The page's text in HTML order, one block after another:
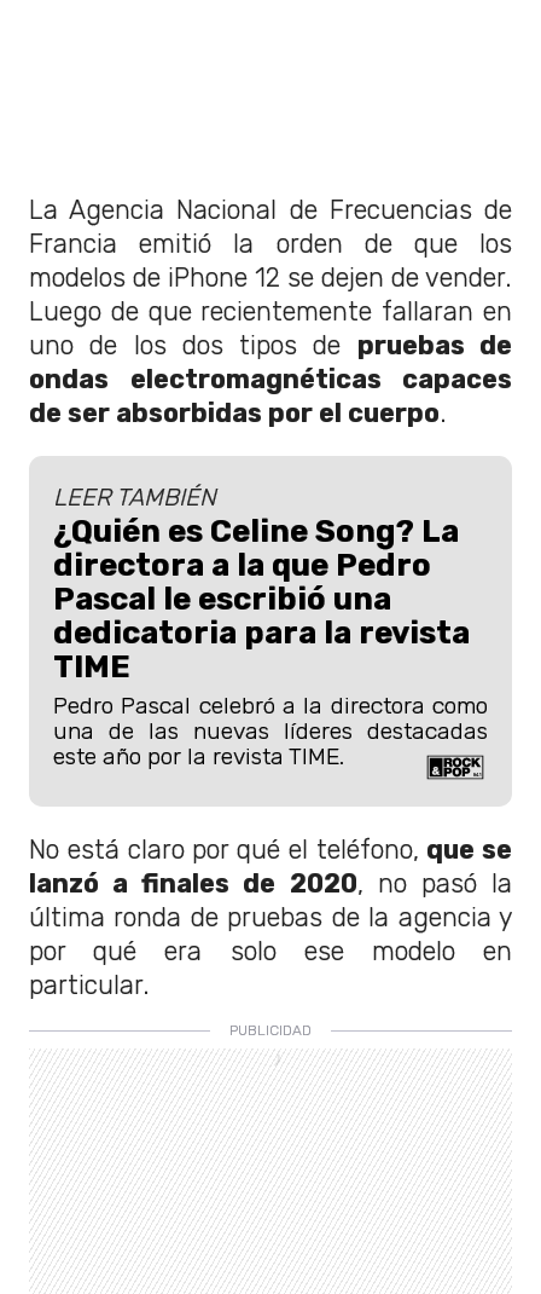
La Agencia Nacional de Frecuencias de
Francia emitió la orden de que los
modelos de iPhone 12 se dejen de vender.
Luego de que recientemente fallaran en
uno de los dos tipos de pruebas de
ondas electromagnéticas capaces
de ser absorbidas por el cuerpo.
LEER TAMBIÉN
¿Quién es Celine Song? La
directora a la que Pedro
Pascal le escribió una
dedicatoria para la revista
TIME
Pedro Pascal celebró a la directora como
una de las nuevas líderes destacadas
este año por la revista TIME.
No está claro por qué el teléfono, que se
lanzó a finales de 2020, no pasó la
última ronda de pruebas de la agencia y
por qué era solo ese modelo en
particular.